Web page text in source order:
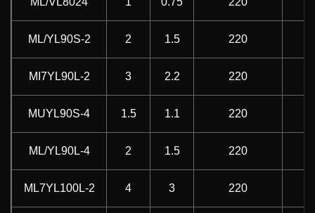
ML/YL90S-2 2 1.5 220
MI7YL90L-2 3 2.2 220
MUYL90S-4 1.5 1.1 220
ML/YL90L-4 2 1.5 220
ML7YL100L-2 4 3 220